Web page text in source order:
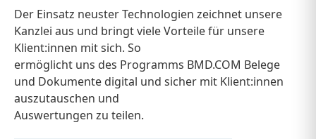
Der Einsatz neuster Technologien zeichnet unsere
Kanzlei aus und bringt viele Vorteile für unsere
Klient:innen mit sich. So
ermöglicht uns des Programms BMD.COM Belege
und Dokumente digital und sicher mit Klient:innen
auszutauschen und
Auswertungen zu teilen.